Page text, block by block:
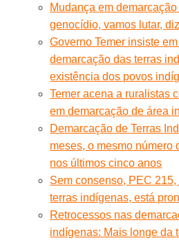
Mudança em
genocídio, vamos lutar,
Governo Temer insiste
demarcação das terras
existência dos povos
Temer acena a ruralistas
em demarcação de área
Demarcação de Terras
meses, o mesmo número
nos últimos cinco anos
Sem consenso, PEC
terras indígenas, está
Retrocessos nas
indígenas: Mais longe da